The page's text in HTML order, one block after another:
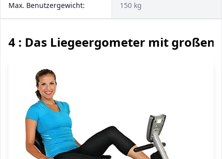
Max. Benutzergewicht: 150 kg
4 : Das Liegeergometer mit großen